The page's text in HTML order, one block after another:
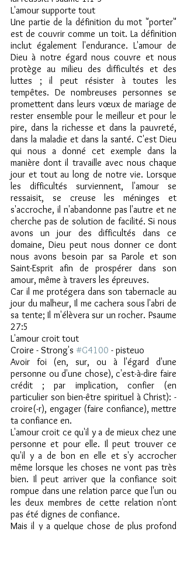
L'amour supporte tout
Une partie de la définition du mot "porter"
est de couvrir comme un toit. La définition
inclut également l'endurance. L'amour de
Dieu à notre égard nous couvre et nous
protège au milieu des difficultés et des
luttes ; il peut résister à toutes les
tempêtes. De nombreuses personnes se
promettent dans leurs vœux de mariage de
rester ensemble pour le meilleur et pour le
pire, dans la richesse et dans la pauvreté,
dans la maladie et dans la santé. C'est Dieu
qui nous a donné cet exemple dans la
manière dont il travaille avec nous chaque
jour et tout au long de notre vie. Lorsque
les difficultés surviennent, l'amour se
ressaisit, se creuse les méninges et
s'accroche, il n'abandonne pas l'autre et ne
cherche pas de solution de facilité. Si nous
avons un jour des difficultés dans ce
domaine, Dieu peut nous donner ce dont
nous avons besoin par sa Parole et son
Saint-Esprit afin de prospérer dans son
amour, même à travers les épreuves.
Car il me protégera dans son tabernacle au
jour du malheur, Il me cachera sous l'abri de
sa tente; Il m'élèvera sur un rocher. Psaume
27:5
L'amour croit tout
Croire - Strong's #G4100 - pisteuo
Avoir foi (en, sur, ou à l'égard d'une
personne ou d'une chose), c'est-à-dire faire
crédit ; par implication, confier (en
particulier son bien-être spirituel à Christ): -
croire(-r), engager (faire confiance), mettre
ta confiance en.
L'amour croit ce qu'il y a de mieux chez une
personne et pour elle. Il peut trouver ce
qu'il y a de bon en elle et s'y accrocher
même lorsque les choses ne vont pas très
bien. Il peut arriver que la confiance soit
rompue dans une relation parce que l'un ou
les deux membres de cette relation n'ont
pas été dignes de confiance.
Mais il y a quelque chose de plus profond